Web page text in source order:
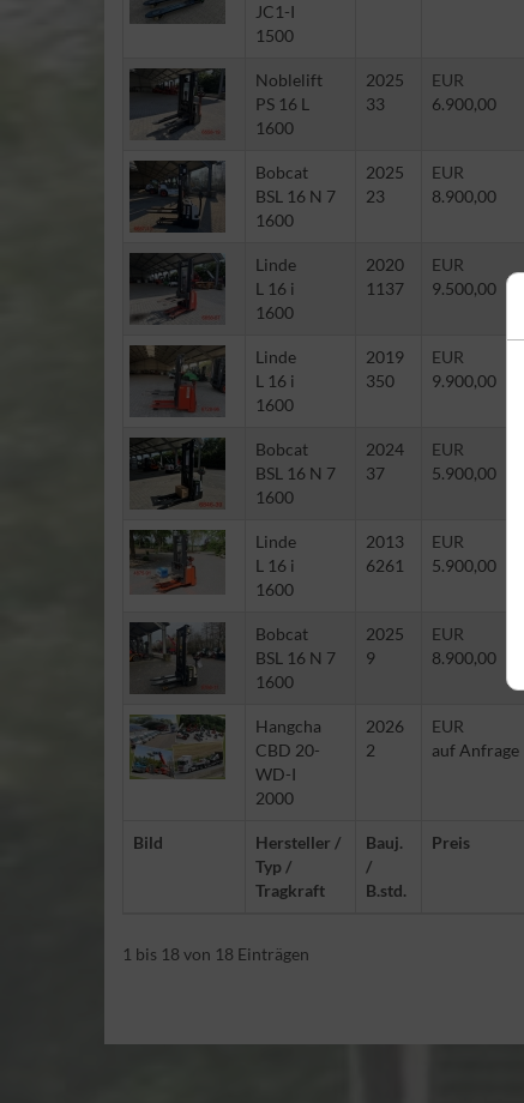
JC1-I
1500
Noblelift
PS 16 L
1600
2025
33
EUR
6.900,00
Bobcat
BSL 16 N 7
1600
2025
23
EUR
8.900,00
Linde
L 16 i
1600
2020
1137
EUR
9.500,00
Linde
L 16 i
1600
2019
350
EUR
9.900,00
Bobcat
BSL 16 N 7
1600
2024
37
EUR
5.900,00
Linde
L 16 i
1600
2013
6261
EUR
5.900,00
Bobcat
BSL 16 N 7
1600
2025
9
EUR
8.900,00
Hangcha
CBD 20-
WD-I
2000
2026
2
EUR
auf Anfrage
Bild
Hersteller /
Typ /
Tragkraft
Bauj.
/
B.std.
Preis
1 bis 18 von 18 Einträgen